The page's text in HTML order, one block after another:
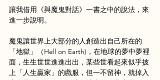
讓我借用《與魔鬼對話》一書之中的說法，來
進一步說明。
魔鬼讓世界上大部分的人創造出自己所在的
「地獄」（Hell on Earth)，在地球的夢中夢裡
面，生生世世進進出出，某些世看起來似乎披
上「人生贏家」的戲服，但一不留神，就掉入